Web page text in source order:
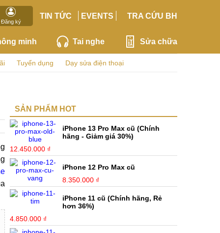
Đăng ký
TIN TỨC EVENTS TRA CỨU BH
minh Tai nghe Sửa chữa
Tuyển dụng Dạy sửa điện thoại
SẢN PHẨM HOT
iPhone 13 Pro Max cũ (Chính
hãng - Giảm giá 30%)
12.450.000 ₫
iPhone 12 Pro Max cũ
8.350.000 ₫
iPhone 11 cũ (Chính hãng, Rẻ
hơn 36%)
4.850.000 ₫